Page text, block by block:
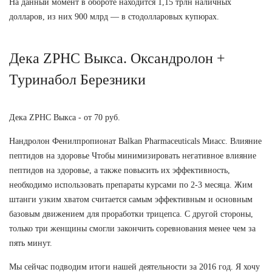
На данный момент в обороте находится 1,15 трлн наличных
долларов, из них 900 млрд — в стодолларовых купюрах.
Дека ZPHC Выкса. Оксандролон +
Туринабол Березники
Дека ZPHC Выкса - от 70 руб.
Нандролон Фенилпропионат Balkan Pharmaceuticals Миасс. Влияние
пептидов на здоровье Чтобы минимизировать негативное влияние
пептидов на здоровье, а также повысить их эффективность,
необходимо использовать препараты курсами по 2-3 месяца. Жим
штанги узким хватом считается самым эффективным и основным
базовым движением для проработки трицепса. С другой стороны,
только три женщины смогли закончить соревнования менее чем за
пять минут.
Мы сейчас подводим итоги нашей деятельности за 2016 год. Я хочу